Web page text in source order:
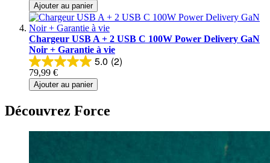
Ajouter au panier
Chargeur USB A + 2 USB C 100W Power Delivery GaN
Noir + Garantie à vie
5.0 (2)
79,99 €
Ajouter au panier
Découvrez Force